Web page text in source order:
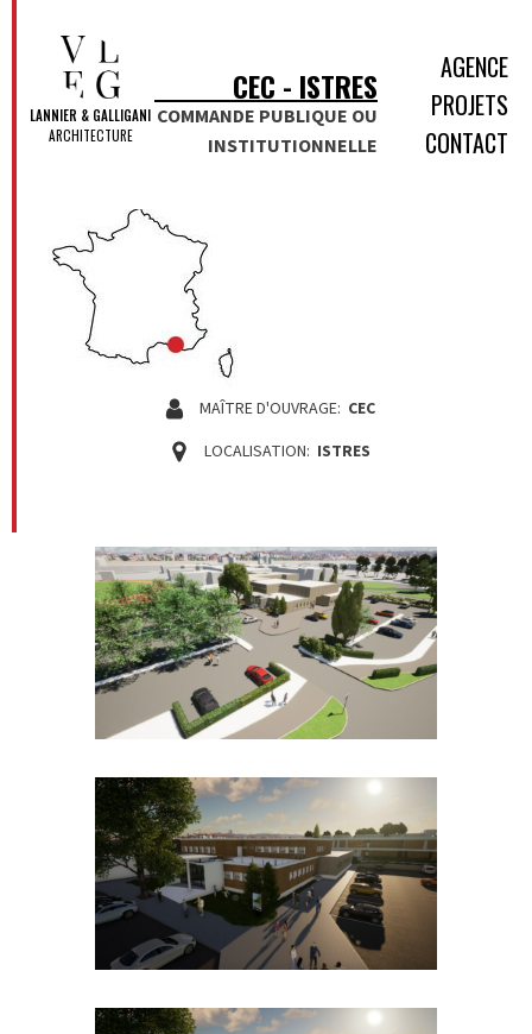
LANNIER & GALLIGANI
ARCHITECTURE
AGENCE
PROJETS
CONTACT
CEC - ISTRES
COMMANDE PUBLIQUE OU
INSTITUTIONNELLE
MAÎTRE D'OUVRAGE: CEC
LOCALISATION: ISTRES